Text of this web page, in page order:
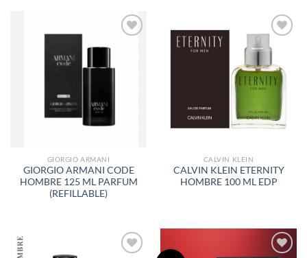
AÑADIR
LISTA
GIORGIO ARMANI
GIORGIO ARMANI CODE
HOMBRE 125 ML PARFUM
(REFILLABLE)
AÑADIR
LISTA
DE
CALVIN KLEIN
CALVIN KLEIN ETERNITY
HOMBRE 100 ML EDP